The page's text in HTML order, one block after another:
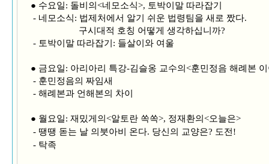
● 수요일: 돌비의<네모소식>, 토박이말 따라잡기
- 네모소식: 법제처에서 알기 쉬운 법령팀을 새로 짰다.
구시대적 호칭 어떻게 생각하십니까?
- 토박이말 따라잡기: 들살이와 여울
● 금요일: 아리아리 특강-김슬옹 교수의<훈민정음 해례본
- 훈민정음의 짜임새
- 해례본과 언해본의 차이
● 월요일: 재밌게의<알토란 쏙쏙>, 정재환의<오늘은>
- 땡땡 돋는 날 의붓아비 온다. 당신의 교양은? 도전!
- 탁족